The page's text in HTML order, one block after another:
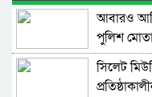
আবারও
পুলিশ
সিলেট